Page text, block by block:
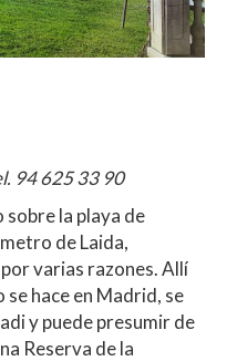
94 625 33 90
sobre la playa de
de Laida,
varias razones. Allí
hace en Madrid, se
y puede presumir de
Reserva de la